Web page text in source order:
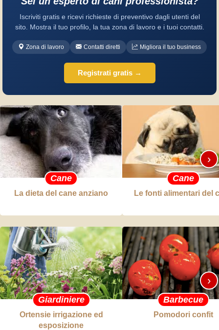
Iscriviti gratis e ricevi richieste di preventivo dagli utenti del
sito. Mostra il tuo profilo, la tua zona di lavoro e i tuoi contatti.
Zona di lavoro Contatti diretti Migliora il tuo business
Registrati gratis →
Cane
La dieta del cane anziano
Cane
Le fonti alimentari del
›
Giardiniere
Ortensie irrigazione ed
esposizione
Barbecue
Pomodori confit
›